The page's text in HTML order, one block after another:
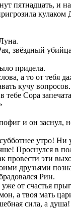
пятнадцать, и
кулаком
звёздный
придела.
а то от тебя
кучу
тебе Сора
и он заснул,
утро!
Проснулся в
провести эти
друзьями
Рин.
от счастья
а твоя мать
сила, а душа!